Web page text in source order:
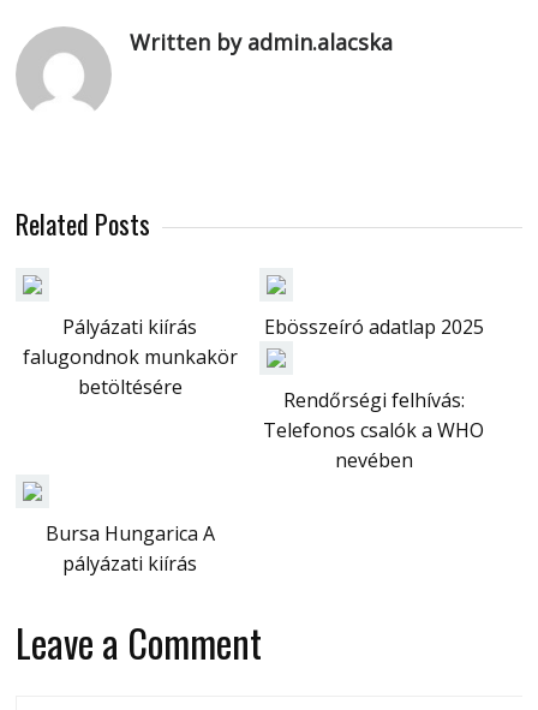
Written by admin.alacska
Related Posts
Pályázati kiírás
falugondnok munkakör
betöltésére
Ebösszeíró adatlap 2025
Rendőrségi felhívás:
Telefonos csalók a WHO
nevében
Bursa Hungarica A
pályázati kiírás
Leave a Comment